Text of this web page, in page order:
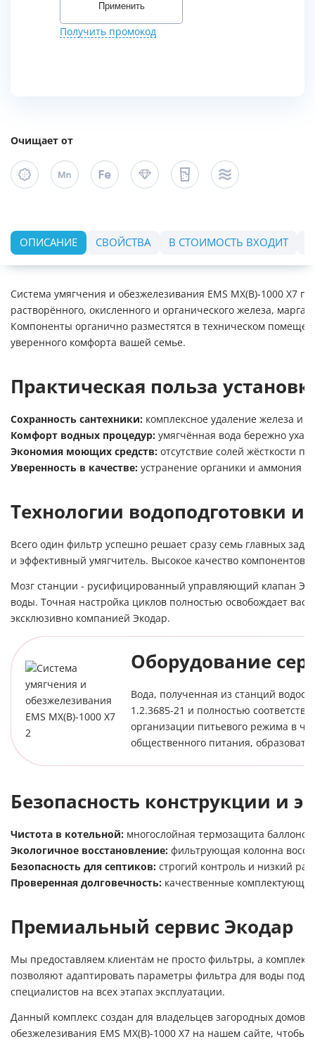
Применить
Получить промокод
Очищает от
ОПИСАНИЕ СВОЙСТВА В СТОИМОСТЬ ВХОДИТ
Система умягчения и обезжелезивания EMS MX(B)-1000 X7
растворённого, окисленного и органического железа,
Компоненты органично разместятся в техническом
уверенного комфорта вашей семье.
Практическая польза
Сохранность сантехники: комплексное удаление железа и
Комфорт водных процедур: умягчённая вода бережно
Экономия моющих средств: отсутствие солей жёсткости
Уверенность в качестве: устранение органики и аммония
Технологии водоподготовки и
Всего один фильтр успешно решает сразу семь главных
и эффективный умягчитель. Высокое качество
Мозг станции - русифицированный управляющий клапан
воды. Точная настройка циклов полностью освобождает
эксклюзивно компанией Экодар.
Оборудование
Вода, полученная из станций
1.2.3685-21 и полностью
организации питьевого режима в
общественного питания,
Безопасность конструкции и
Чистота в котельной: многослойная термозащита
Экологичное восстановление: фильтрующая колонна
Безопасность для септиков: строгий контроль и низкий
Проверенная долговечность: качественные
Премиальный сервис Экодар
Мы предоставляем клиентам не просто фильтры, а
позволяют адаптировать параметры фильтра для воды под
специалистов на всех этапах эксплуатации.
Данный комплекс создан для владельцев загородных
обезжелезивания EMS MX(B)-1000 X7 на нашем сайте,